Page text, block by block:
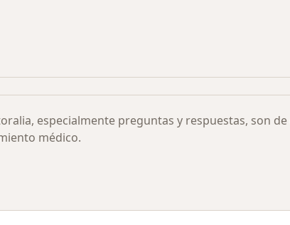
especialmente preguntas y respuestas, son
médico.